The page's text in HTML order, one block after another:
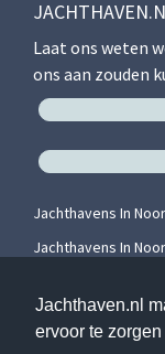
Jachthaven.nl
ervoor te
Laat ons weten
ons aan zouden
Jachthavens In
Jachthavens In
Jachthavens In